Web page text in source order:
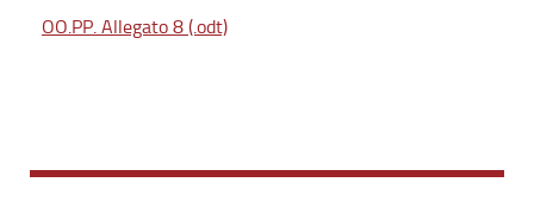
OO.PP. Allegato 8 (.odt)